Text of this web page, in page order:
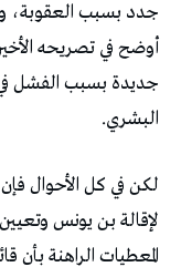
جدد بسبب العقوبة،
أوضح في تصريحه
جديدة بسبب الفشل
البشري.
لكن في كل الأحوال
لإقالة بن يونس
المعطيات الراهنة بأن